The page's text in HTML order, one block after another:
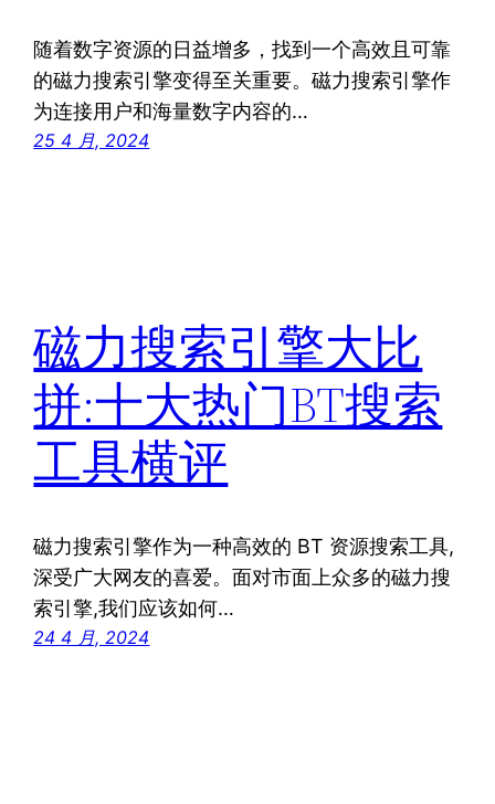
随着数字资源的日益增多，找到一个高效且可靠
的磁力搜索引擎变得至关重要。磁力搜索引擎作
为连接用户和海量数字内容的…
25 4 月, 2024
磁力搜索引擎大比
拼:十大热门BT搜索
工具横评
磁力搜索引擎作为一种高效的 BT 资源搜索工具,
深受广大网友的喜爱。面对市面上众多的磁力搜
索引擎,我们应该如何…
24 4 月, 2024